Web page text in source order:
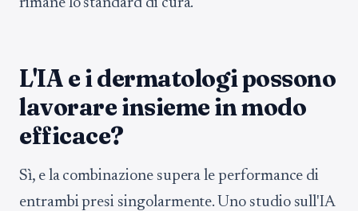
rimane lo standard di cura.
L'IA e i dermatologi possono
lavorare insieme in modo
efficace?
Sì, e la combinazione supera le performance di
entrambi presi singolarmente. Uno studio sull'IA